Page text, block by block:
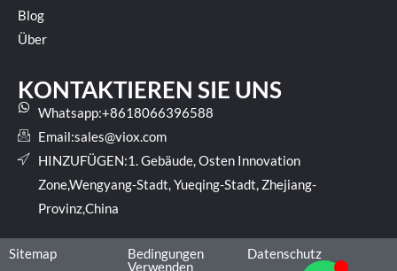
Blog
Über
KONTAKTIEREN SIE UNS
Whatsapp:+8618066396588
Email:sales@viox.com
HINZUFÜGEN:1. Gebäude, Osten Innovation
Zone,Wengyang-Stadt, Yueqing-Stadt, Zhejiang-
Provinz,China
Sitemap
Bedingungen
Verwenden
Datenschutz